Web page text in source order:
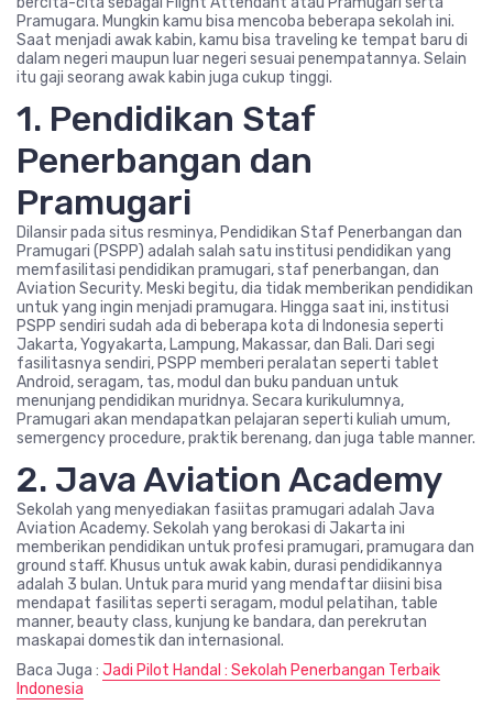
Pramugara. Mungkin kamu bisa mencoba beberapa sekolah ini.
Saat menjadi awak kabin, kamu bisa traveling ke tempat baru di
dalam negeri maupun luar negeri sesuai penempatannya. Selain
itu gaji seorang awak kabin juga cukup tinggi.
1. Pendidikan Staf
Penerbangan dan
Pramugari
Dilansir pada situs resminya, Pendidikan Staf Penerbangan dan
Pramugari (PSPP) adalah salah satu institusi pendidikan yang
memfasilitasi pendidikan pramugari, staf penerbangan, dan
Aviation Security. Meski begitu, dia tidak memberikan pendidikan
untuk yang ingin menjadi pramugara. Hingga saat ini, institusi
PSPP sendiri sudah ada di beberapa kota di Indonesia seperti
Jakarta, Yogyakarta, Lampung, Makassar, dan Bali. Dari segi
fasilitasnya sendiri, PSPP memberi peralatan seperti tablet
Android, seragam, tas, modul dan buku panduan untuk
menunjang pendidikan muridnya. Secara kurikulumnya,
Pramugari akan mendapatkan pelajaran seperti kuliah umum,
semergency procedure, praktik berenang, dan juga table manner.
2. Java Aviation Academy
Sekolah yang menyediakan fasiitas pramugari adalah Java
Aviation Academy. Sekolah yang berokasi di Jakarta ini
memberikan pendidikan untuk profesi pramugari, pramugara dan
ground staff. Khusus untuk awak kabin, durasi pendidikannya
adalah 3 bulan. Untuk para murid yang mendaftar diisini bisa
mendapat fasilitas seperti seragam, modul pelatihan, table
manner, beauty class, kunjung ke bandara, dan perekrutan
maskapai domestik dan internasional.
Baca Juga : Jadi Pilot Handal : Sekolah Penerbangan Terbaik
Indonesia